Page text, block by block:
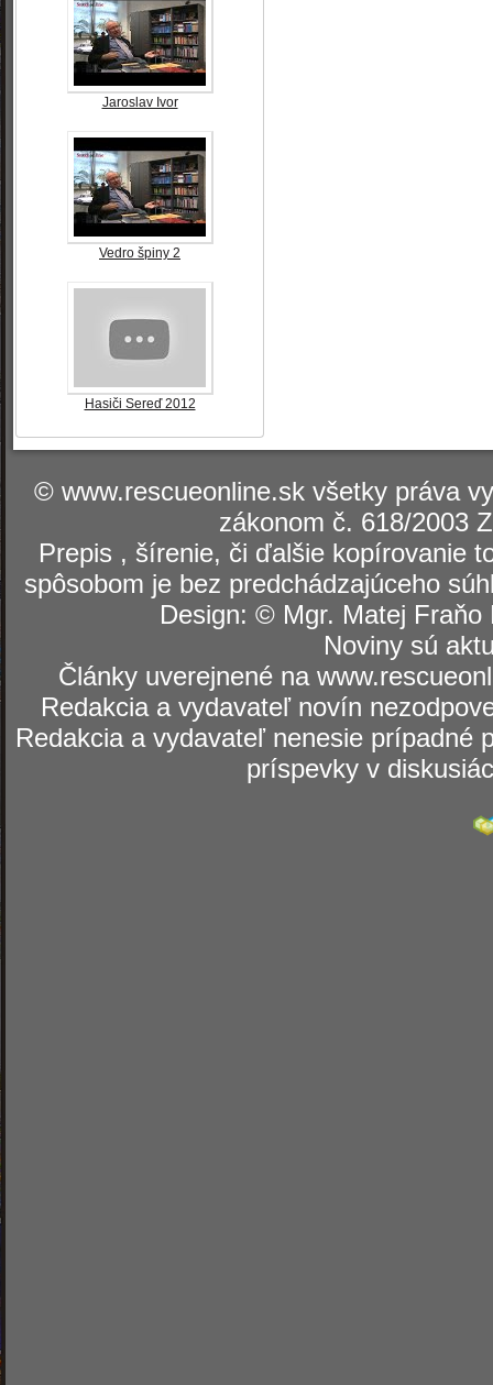
Jaroslav Ivor
Vedro špiny 2
Hasiči Sereď 2012
© www.rescueonline.sk všetky práva
zákonom č. 618/2003
Prepis , šírenie, či ďalšie kopírovanie
spôsobom je bez predchádzajúceho
Design: © Mgr. Matej
Noviny sú
Články uverejnené na
Redakcia a vydavateľ novín
Redakcia a vydavateľ nenesie prípadné
príspevky v